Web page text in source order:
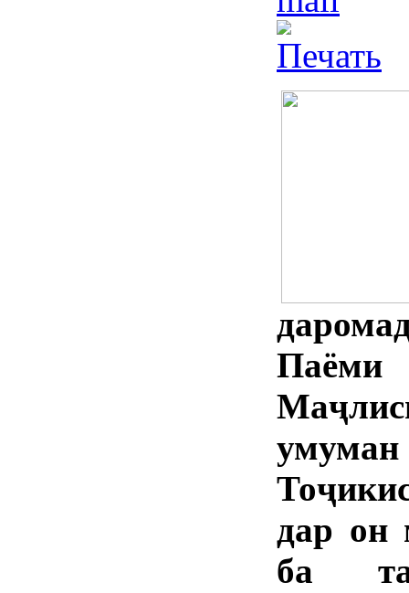
дар он
ба